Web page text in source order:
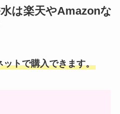
は楽天やAmazonな
トで購入できます。